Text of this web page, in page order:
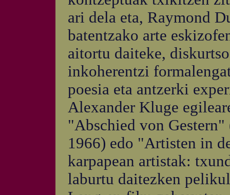
ari dela eta, Raymond
batentzako arte
aitortu daiteke,
inkoherentzi
poesia eta antzerki
Alexander Kluge
"Abschied von
1966) edo "Artisten in
karpapean artistak:
laburtu daitezken